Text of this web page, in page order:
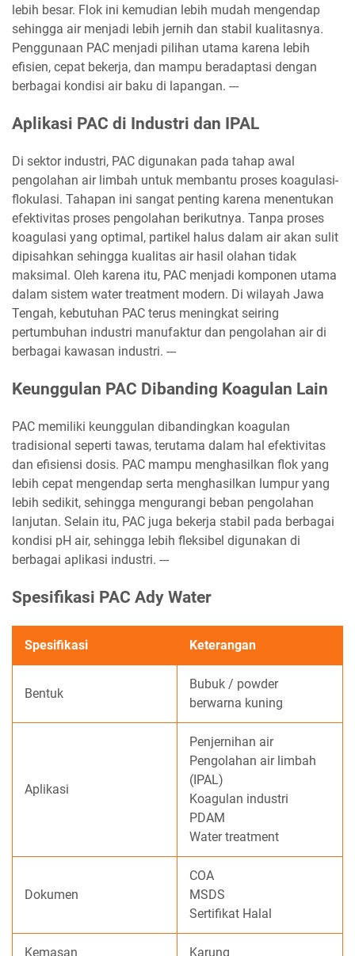
lebih besar. Flok ini kemudian lebih mudah mengendap
sehingga air menjadi lebih jernih dan stabil kualitasnya.
Penggunaan PAC menjadi pilihan utama karena lebih
efisien, cepat bekerja, dan mampu beradaptasi dengan
berbagai kondisi air baku di lapangan. ---
Aplikasi PAC di Industri dan IPAL
Di sektor industri, PAC digunakan pada tahap awal
pengolahan air limbah untuk membantu proses koagulasi-
flokulasi. Tahapan ini sangat penting karena menentukan
efektivitas proses pengolahan berikutnya. Tanpa proses
koagulasi yang optimal, partikel halus dalam air akan sulit
dipisahkan sehingga kualitas air hasil olahan tidak
maksimal. Oleh karena itu, PAC menjadi komponen utama
dalam sistem water treatment modern. Di wilayah Jawa
Tengah, kebutuhan PAC terus meningkat seiring
pertumbuhan industri manufaktur dan pengolahan air di
berbagai kawasan industri. ---
Keunggulan PAC Dibanding Koagulan Lain
PAC memiliki keunggulan dibandingkan koagulan
tradisional seperti tawas, terutama dalam hal efektivitas
dan efisiensi dosis. PAC mampu menghasilkan flok yang
lebih cepat mengendap serta menghasilkan lumpur yang
lebih sedikit, sehingga mengurangi beban pengolahan
lanjutan. Selain itu, PAC juga bekerja stabil pada berbagai
kondisi pH air, sehingga lebih fleksibel digunakan di
berbagai aplikasi industri. ---
Spesifikasi PAC Ady Water
Spesifikasi Keterangan
Bentuk
Bubuk / powder
berwarna kuning
Aplikasi
Penjernihan air
Pengolahan air limbah
(IPAL)
Koagulan industri
PDAM
Water treatment
Dokumen
COA
MSDS
Sertifikat Halal
Kemasan Karung